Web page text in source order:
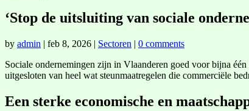
‘Stop de uitsluiting van sociale
by admin | feb 8, 2026 | Sectoren | 0 comments
Sociale ondernemingen zijn in Vlaanderen goed voor bijna
uitgesloten van heel wat steunmaatregelen die commerciële
Een sterke economische en